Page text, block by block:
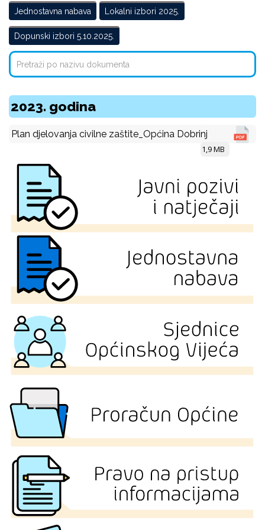
Jednostavna nabava Lokalni izbori 2025.
Dopunski izbori 5.10.2025.
2023. godina
Plan djelovanja civilne zaštite_Općina Dobrinj
1,9 MB